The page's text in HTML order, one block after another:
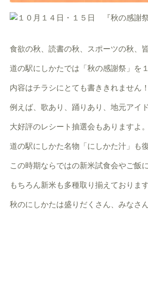
食欲の秋、読書の秋、スポーツの秋、
道の駅にしかたでは「秋の感謝祭」を
内容はチラシにとても書ききれません！
例えば、歌あり、踊りあり、地元アイ
大好評のレシート抽選会もありますよ
道の駅にしかた名物「にしかた汁」も
この時期ならではの新米試食会やご飯
もちろん新米も多種取り揃えております
秋のにしかたは盛りだくさん、みなさ